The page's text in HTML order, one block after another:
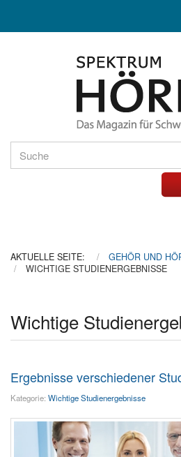
AKTUELLE SEITE:
GEHÖR UND
WICHTIGE STUDIENERGEBNISSE
Wichtige
Ergebnisse verschiedener
Kategorie: Wichtige Studienergebnisse